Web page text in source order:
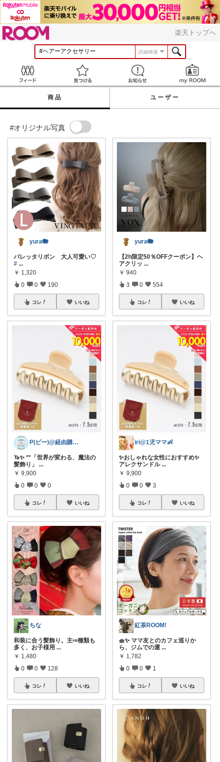
楽天トップへ
詳細検索
見つける お知らせ
商品 ユーザー
#オリジナル写真
yura🐘
バレッタリボン 大人可愛い♡
# ...
￥ 1,320
0 0 190
コレ いいね
P(ピー)@経由購入します！
🦄✨ **「世界が変わる、魔法の
髪飾り」
...
￥ 9,900
0 0 0
コレ いいね
ちな
和装に合う髪飾り。主⇨種類も
多く、お子様用 ...
￥ 1,480
0 0 128
コレ いいね
yura🐘
【2h限定50％OFFクーポン】ヘ
アクリッ ...
￥ 940
3 0 554
コレ いいね
iri@1児ママ👶
✨おしゃれな女性におすすめ✨
アレクサンドル ...
￥ 9,900
0 0 3
コレ いいね
紅茶ROOM!
🧺✨ ママ友とのカフェ巡りか
ら、ジムでの運 ...
￥ 1,782
0 0 1
コレ いいね